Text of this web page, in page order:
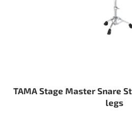
TAMA Stage Master Snare
legs